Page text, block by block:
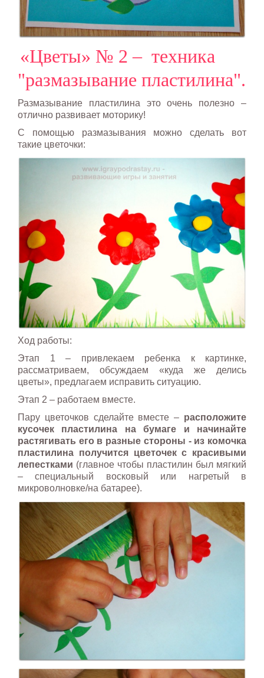
«Цветы» № 2 – техника
"размазывание пластилина".
Размазывание пластилина это очень полезно –
отлично развивает моторику!
С помощью размазывания можно сделать вот
такие цветочки:
Ход работы:
Этап 1 – привлекаем ребенка к картинке,
рассматриваем, обсуждаем «куда же делись
цветы», предлагаем исправить ситуацию.
Этап 2 – работаем вместе.
Пару цветочков сделайте вместе – расположите
кусочек пластилина на бумаге и начинайте
растягивать его в разные стороны - из комочка
пластилина получится цветочек с красивыми
лепестками (главное чтобы пластилин был мягкий
– специальный восковый или нагретый в
микроволновке/на батарее).